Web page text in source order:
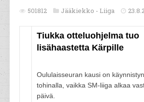
501812 Jääkiekko - Liiga
Tiukka otteluohjelma tuo
lisähaastetta Kärpille
Oululaisseuran kausi on
tohinalla, vaikka SM-liiga alkaa
päivä.